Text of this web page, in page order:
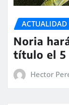
ACTUALIDAD
Noria
título el 5
Hector